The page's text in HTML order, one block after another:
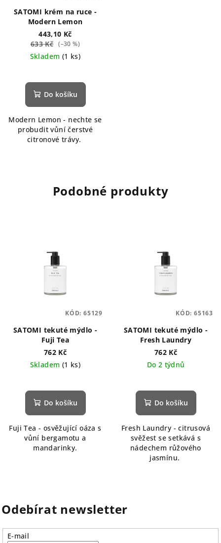
SATOMI krém na ruce -
Modern Lemon
443,10 Kč
633 Kč (–30 %)
Skladem (1 ks)
Do košíku
Modern Lemon - nechte se
probudit vůní čerstvé
citronové trávy.
Podobné produkty
SATOMI tekuté mýdlo -
Fuji Tea
762 Kč
Skladem (1 ks)
Do košíku
Fuji Tea - osvěžující oáza s
vůní bergamotu a
mandarinky.
KÓD: 65129
SATOMI tekuté mýdlo -
Fresh Laundry
762 Kč
Do 2 týdnů
Do košíku
Fresh Laundry - citrusová
svěžest se setkává s
nádechem růžového
jasmínu.
KÓD: 65163
Odebírat newsletter
E-mail